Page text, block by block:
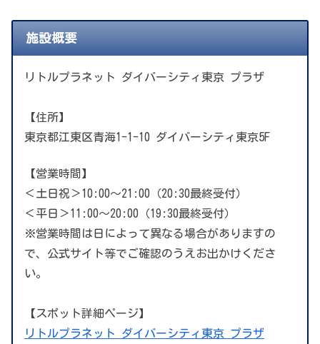
施設概要
リトルプラネット ダイバーシティ東京 プラザ
【住所】
東京都江東区青海1-1-10 ダイバーシティ東京5F
【営業時間】
＜土日祝＞10:00～21:00（20:30最終受付）
＜平日＞11:00～20:00（19:30最終受付）
※営業時間は日によって異なる場合がありますの
で、公式サイト等でご確認のうえお出かけくださ
い。
【スポット詳細ページ】
リトルプラネット ダイバーシティ東京 プラザ